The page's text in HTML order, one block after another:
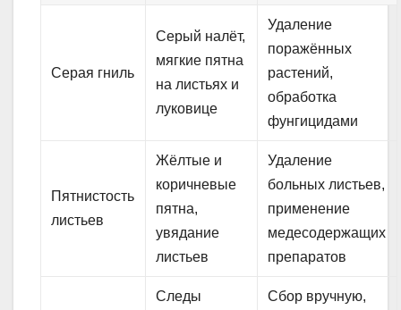
Серая гниль
Серый налёт,
мягкие пятна
на листьях и
луковице
Удаление
поражённых
растений,
обработка
фунгицидами
Пятнистость
листьев
Жёлтые и
коричневые
пятна,
увядание
листьев
Удаление
больных листьев,
применение
медесодержащих
препаратов
Следы
Сбор вручную,